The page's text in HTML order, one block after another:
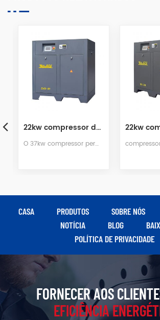
22kw compressor de ar parafuso de ímã permanente de estágio único
CASA PRODUTOS SOBRE NÓS
NOTÍCIA
BLOG
POLÍTICA DE PRIVACIDADE
FORNECER AOS
EFICIÊNCIA